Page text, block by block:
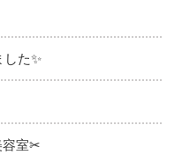
た✨️
容室✂